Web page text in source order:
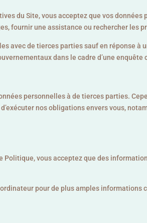
du Site, vous acceptez que vos
fournir une assistance ou rechercher les
avec de tierces parties sauf en réponse
dans le cadre d’une
personnelles à de tierces parties.
nos obligations envers vous,
vous acceptez que des
pour de plus amples